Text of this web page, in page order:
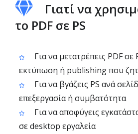
Γιατί να
το PDF σε PS
Για να μετατρέπεις PDF
εκτύπωση ή publishing που
Για να βγάζεις PS ανά
επεξεργασία ή συμβατότητα
Για να αποφύγεις
σε desktop εργαλεία